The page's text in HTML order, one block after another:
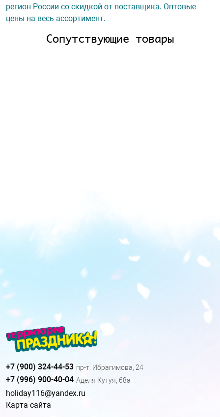
регион России со скидкой от поставщика. Оптовые
цены на весь ассортимент.
Сопутствующие товары
+7 (900) 324-44-53 пр-т. Ибрагимова, 24
+7 (996) 900-40-04 Аделя Кутуя, 68а
holiday116@yandex.ru
Карта сайта